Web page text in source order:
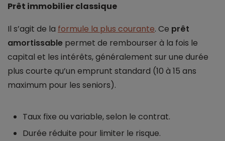
Prêt immobilier classique
Il s’agit de la formule la plus courante. Ce prêt
amortissable permet de rembourser à la fois le
capital et les intérêts, généralement sur une durée
plus courte qu’un emprunt standard (10 à 15 ans
maximum pour les seniors).
Taux fixe ou variable, selon le contrat.
Durée réduite pour limiter le risque.